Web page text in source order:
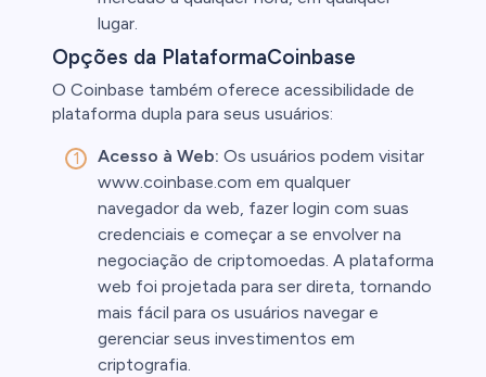
lugar.
Opções da PlataformaCoinbase
O Coinbase também oferece acessibilidade de
plataforma dupla para seus usuários:
Acesso à Web: Os usuários podem visitar
www.coinbase.com em qualquer
navegador da web, fazer login com suas
credenciais e começar a se envolver na
negociação de criptomoedas. A plataforma
web foi projetada para ser direta, tornando
mais fácil para os usuários navegar e
gerenciar seus investimentos em
criptografia.